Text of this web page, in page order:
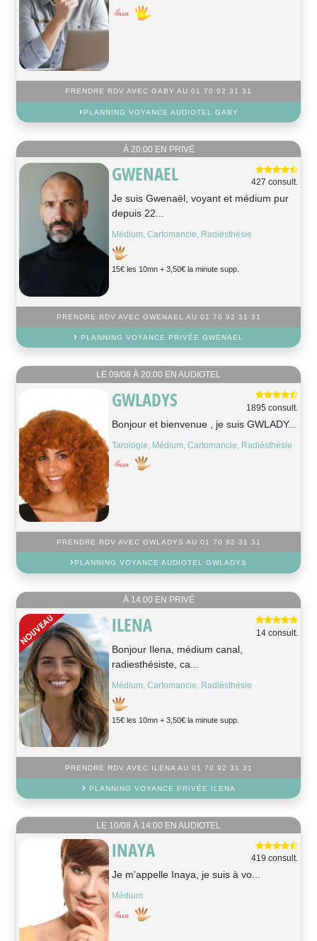
PRENDRE RDV AVEC GABY AU 01 70 92 31 31
PLANNING VOYANCE AUDIOTEL GABY
À 20:00 EN PRIVÉ
GWENAEL 427 consult.
Je suis Gwenaël, voyant et médium pur
depuis 22...
Médium, Cartomancie, Radiésthésie
15€ les 10mn + 3,50€ la minute supp.
PRENDRE RDV AVEC GWENAEL AU 01 70 92 31 31
PLANNING VOYANCE PRIVÉE GWENAEL
LE 09/08 À 20:00 EN AUDIOTEL
GWLADYS 1895 consult.
Bonjour et bienvenue , je suis GWLADY...
Tarologie, Médium, Cartomancie, Radiésthésie
PRENDRE RDV AVEC GWLADYS AU 01 70 92 31 31
PLANNING VOYANCE AUDIOTEL GWLADYS
À 14:00 EN PRIVÉ
ILENA 14 consult.
Bonjour Ilena, médium canal,
radiesthésiste, ca...
Médium, Cartomancie, Radiésthésie
15€ les 10mn + 3,50€ la minute supp.
PRENDRE RDV AVEC ILENA AU 01 70 92 31 31
PLANNING VOYANCE PRIVÉE ILENA
LE 10/08 À 14:00 EN AUDIOTEL
INAYA 419 consult.
Je m'appelle Inaya, je suis à vo...
Médium